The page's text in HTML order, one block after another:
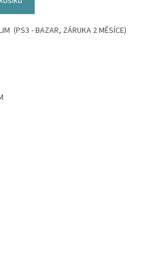
(PS3 - BAZAR, ZÁRUKA 2 MĚSÍCE)